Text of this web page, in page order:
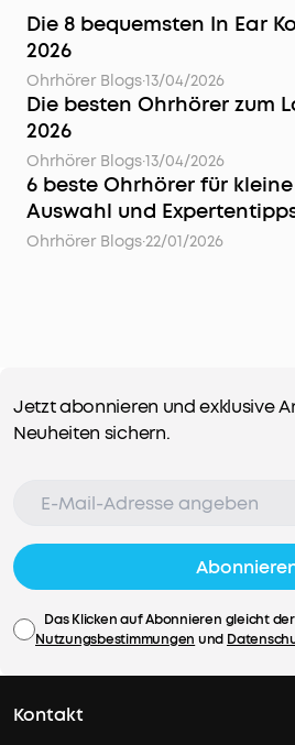
Die 8 bequemsten In Ear
2026
Ohrhörer Blogs·13/04/2026
Die besten Ohrhörer zum
2026
Ohrhörer Blogs·13/04/2026
6 beste Ohrhörer für
Auswahl und
Ohrhörer Blogs·22/01/2026
Jetzt abonnieren und exklusive
Neuheiten sichern.
Das Klicken auf Abonnieren gleicht
Nutzungsbestimmungen und
Kontakt